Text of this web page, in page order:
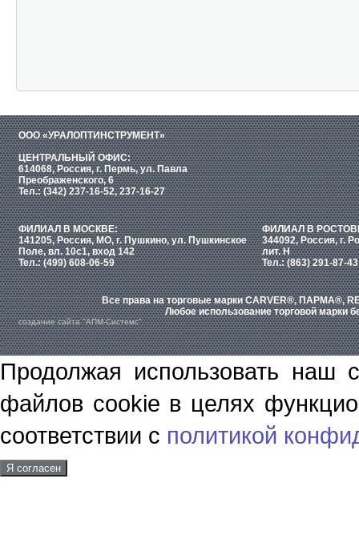
ООО «УРАЛОПТИНСТРУМЕНТ»
ЦЕНТРАЛЬНЫЙ ОФИС:
614068, Россия, г. Пермь, ул. Павла
Преображенского, 6
Тел.: (342) 237-16-52, 237-16-27
ФИЛИАЛ В МОСКВЕ:
141205, Россия, МО, г. Пушкино, ул. Пушкинское
Поле, вл. 10с1, вход 142
Тел.: (499) 608-06-59
ФИЛИАЛ В
344092, Россия, г.
лит. Н
Тел.: (863) 291-87-43
Все права на торговые марки CARVER®, ПАРМА®,
Любое использование торговой марки
создание сайта "АПМ-Системс"
Продолжая использовать наш
файлов cookie в целях
соответствии с политикой
Я согласен